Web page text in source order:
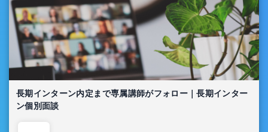
長期インターン内定まで専属講師がフォロー｜長期インター
ン個別面談